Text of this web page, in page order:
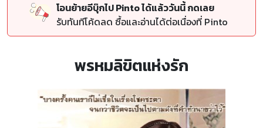
โอนย้ายอีบุ๊กไป Pinto ได้แล้ววันนี้ กดเลย
รับทันทีโค้ดลด ซื้อและอ่านได้ต่อเนื่องที่ Pinto
พรหมลิขิตแห่งรัก